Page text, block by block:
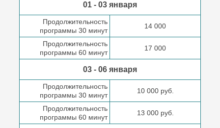
01 - 03 января
Продолжительность
программы 30 минут
14 000
Продолжительность
программы 60 минут
17 000
03 - 06 января
Продолжительность
программы 30 минут
10 000 руб.
Продолжительность
программы 60 минут
13 000 руб.